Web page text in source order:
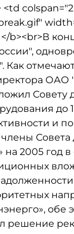
b><br>В
ОАО
Совету
и
2005 год
решение